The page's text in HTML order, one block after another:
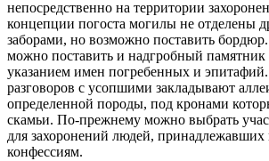
непосредственно на территории
концепции погоста могилы не отделены
заборами, но возможно поставить
можно поставить и надгробный памятник
указанием имен погребенных и
разговоров с усопшими закладывают
определенной породы, под кронами
скамьи. По-прежнему можно выбрать
для захоронений людей, принадлежавших
конфессиям.